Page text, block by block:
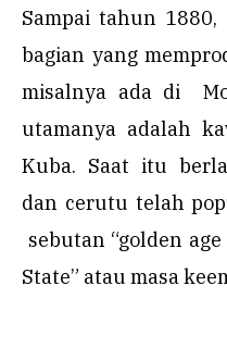
Sampai tahun
bagian yang
misalnya ada di
utamanya adalah
Kuba. Saat itu
dan cerutu telah
sebutan “golden
State” atau masa